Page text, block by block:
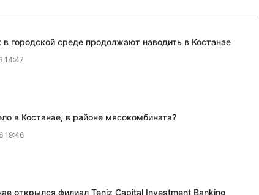
в городской среде продолжают наводить в Костанае
14:47
в Костанае, в районе мясокомбината?
19:46
открылся филиал Teniz Capital Investment Banking